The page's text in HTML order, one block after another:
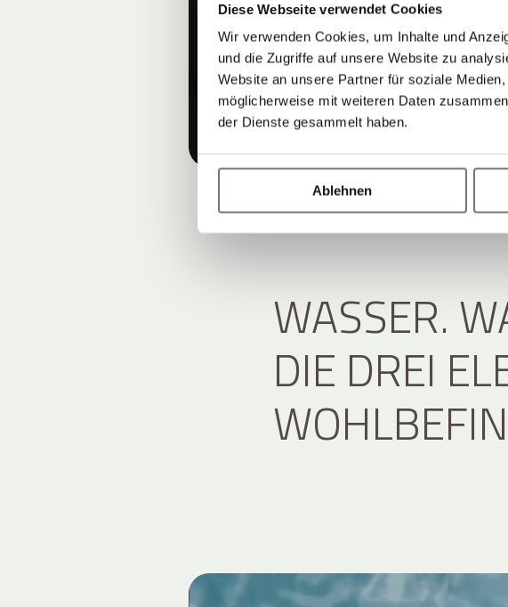
Diese Webseite verwendet Cookies
Wir verwenden Cookies, um Inhalte und
und die Zugriffe auf unsere Website zu
Website an unsere Partner für soziale
möglicherweise mit weiteren Daten
der Dienste gesammelt haben.
Ablehnen
WASSER.
DIE DREI